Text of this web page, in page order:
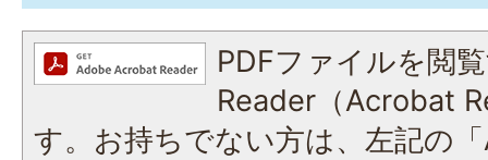
PDFファイルを閲
Reader（Acrobat
す。お持ちでない方は、左記の